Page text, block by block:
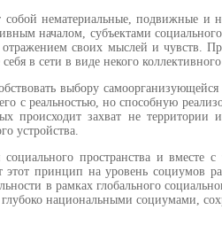
нематери­альные, подвижные и
началом, субъектами
своих мыслей и чувств.
в сети в виде неко­го коллективного
выбору
но способную
захват не террито­рии
устройства.
пространства и
этот принцип на уровень
в рамках глобального
националь­ными социумами,